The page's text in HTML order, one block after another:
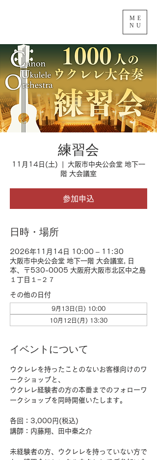
ME
NU
練習会
11月14日(土)
大阪市中央公会堂 地下一
階 大会議室
参加申込
日時・場所
2026年11月14日 10:00 – 11:30
大阪市中央公会堂 地下一階 大会議室, 日
本、〒530-0005 大阪府大阪市北区中之島
１丁目１−２７
その他の日付
9月13日(日) 10:00
10月12日(月) 13:30
イベントについて
ウクレレを持ったことのないお客様向けのワ
ークショップと、
ウクレレ経験者の方の本番までのフォローワ
ークショップを同時開催いたします。
各回：3,000円(税込)
講師：内藤翔、田中秦之介
未経験者の方、ウクレレを持っていない方で